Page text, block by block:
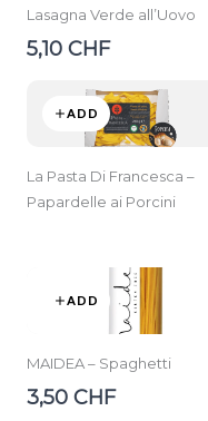
Lasagna Verde all’Uovo
5,10 CHF
ADD
La Pasta Di Francesca –
Papardelle ai Porcini
ADD
MAIDEA – Spaghetti
3,50 CHF